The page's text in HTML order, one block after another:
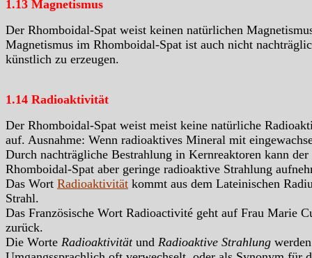
1.13 Magnetismus
Der Rhomboidal-Spat weist keinen natürlichen
Magnetismus im Rhomboidal-Spat ist auch nicht
künstlich zu erzeugen.
1.14 Radioaktivität
Der Rhomboidal-Spat weist meist keine natürliche
auf. Ausnahme: Wenn radioaktives Mineral mit
Durch nachträgliche Bestrahlung in Kernreaktoren kann der
Rhomboidal-Spat aber geringe radioaktive Strahlung
Das Wort Radioaktivität kommt aus dem Lateinischen
Strahl.
Das Französische Wort Radioactivité geht auf Frau Marie
zurück.
Die Worte Radioaktivitätund Radioaktive Strahlung werden